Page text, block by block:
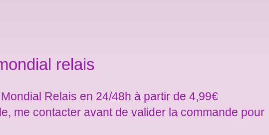
relais
Relais en 24/48h à partir de 4,99€
me contacter avant de valider la commande pour